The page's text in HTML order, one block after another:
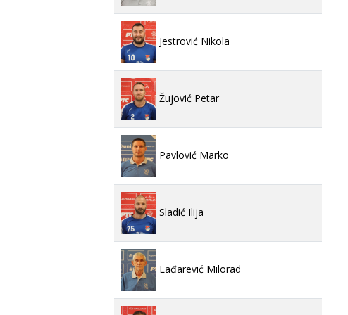
Jestrović Nikola
Žujović Petar
Pavlović Marko
Sladić Ilija
Lađarević Milorad